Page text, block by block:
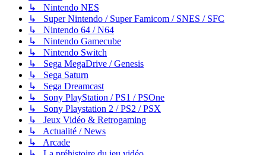
↳ Nintendo NES
↳ Super Nintendo / Super Famicom / SNES / SFC
↳ Nintendo 64 / N64
↳ Nintendo Gamecube
↳ Nintendo Switch
↳ Sega MegaDrive / Genesis
↳ Sega Saturn
↳ Sega Dreamcast
↳ Sony PlayStation / PS1 / PSOne
↳ Sony Playstation 2 / PS2 / PSX
↳ Jeux Vidéo & Retrogaming
↳ Actualité / News
↳ Arcade